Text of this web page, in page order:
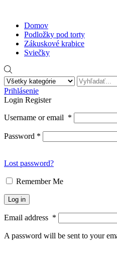
Domov
Podložky pod torty
Zákuskové krabice
Sviečky
Search
input
Prihlásenie
Login Register
Username or email *
Password *
Lost password?
Remember Me
Log in
Email address *
A password will be sent to your